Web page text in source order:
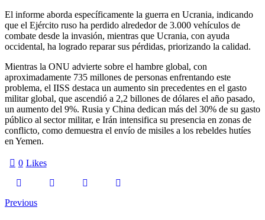
El informe aborda específicamente la guerra en Ucrania, indicando
que el Ejército ruso ha perdido alrededor de 3.000 vehículos de
combate desde la invasión, mientras que Ucrania, con ayuda
occidental, ha logrado reparar sus pérdidas, priorizando la calidad.
Mientras la ONU advierte sobre el hambre global, con
aproximadamente 735 millones de personas enfrentando este
problema, el IISS destaca un aumento sin precedentes en el gasto
militar global, que ascendió a 2,2 billones de dólares el año pasado,
un aumento del 9%. Rusia y China dedican más del 30% de su gasto
público al sector militar, e Irán intensifica su presencia en zonas de
conflicto, como demuestra el envío de misiles a los rebeldes hutíes
en Yemen.
0 Likes
Navegación
Previous